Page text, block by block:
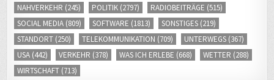
NAHVERKEHR (245) POLITIK (2797) RADIOBEITRÄGE (515)
SOCIAL MEDIA (809) SOFTWARE (1813) SONSTIGES (219)
STANDORT (250) TELEKOMMUNIKATION (709) UNTERWEGS (367)
USA (442) VERKEHR (378) WAS ICH ERLEBE (668) WETTER (288)
WIRTSCHAFT (713)